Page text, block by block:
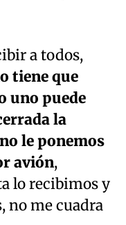
a todos,
tiene que
uno puede
la
le ponemos
avión,
lo recibimos y
no me cuadra